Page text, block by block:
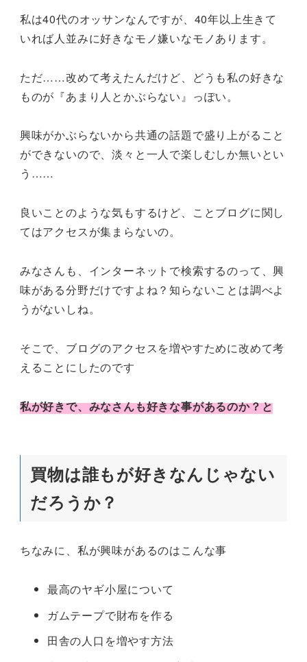
私は40代のオッサンなんですが、40年以上生きて
いれば人並みに好きなモノ嫌いなモノあります。
ただ……改めて考えたんだけど、どうも私の好きな
ものが『あまり人とかぶらない』っぽい。
興味がかぶらないから共通の話題で盛り上がること
ができないので、淡々と一人で楽しむしか無いとい
う……
良いことのような気もするけど、ことブログに関し
てはアクセスが集まらないの。
みなさんも、インターネットで検索するのって、興
味がある分野だけですよね？知らないことは調べよ
うがないしね。
そこで、ブログのアクセスを増やすために改めて考
えることにしたのです
私が好きで、みなさんも好きな事があるのか？と
買物は誰もが好きなんじゃない
だろうか？
ちなみに、私が興味があるのはこんな事
最高のヤギ小屋について
ガムテープで財布を作る
田舎の人口を増やす方法